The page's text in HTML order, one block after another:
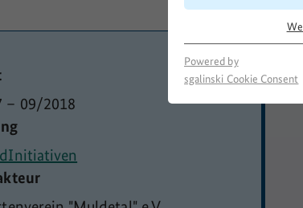
Powered by
sgalinski Cookie Consent
– 09/2018